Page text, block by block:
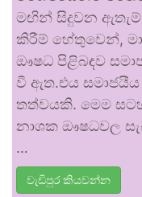
මඟින් සිදුවන ඇතැම්
කිරීම් හේතුවෙන්,
ඖෂධ පිළිබඳව
වී ඇත.එය
තත්වයකි. මෙම
නාශක ඖෂධවල
…
වැඩිපුර කියවන්න